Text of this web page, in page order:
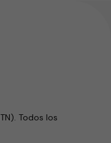
Todos los